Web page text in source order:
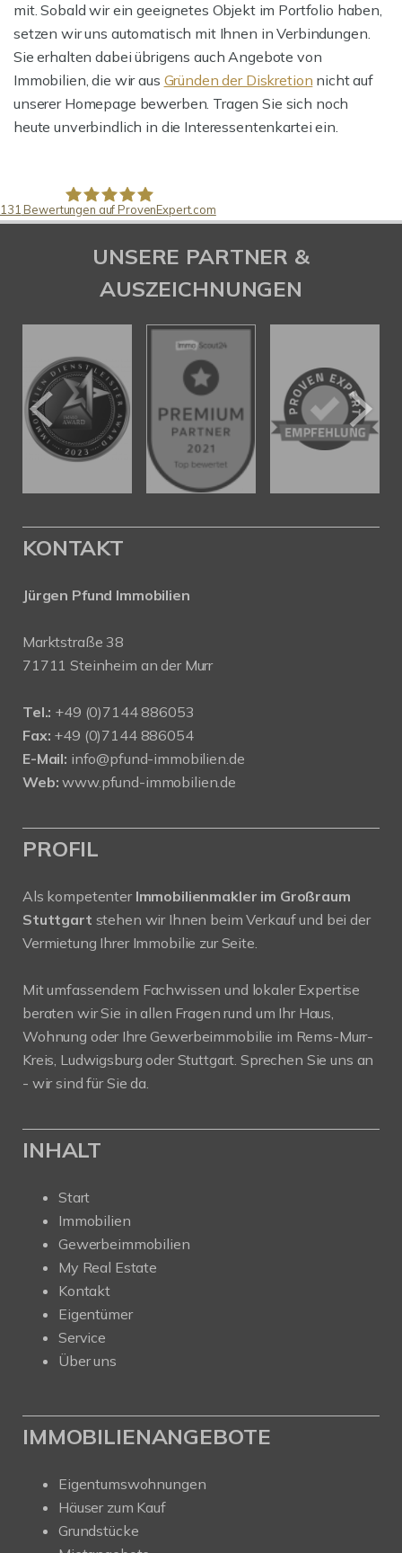
mit. Sobald wir ein geeignetes Objekt im Portfolio haben,
setzen wir uns automatisch mit Ihnen in Verbindungen.
Sie erhalten dabei übrigens auch Angebote von
Immobilien, die wir aus Gründen der Diskretion nicht auf
unserer Homepage bewerben. Tragen Sie sich noch
heute unverbindlich in die Interessentenkartei ein.
Pfund Immobilien
131 Bewertungen auf ProvenExpert.com
UNSERE PARTNER &
AUSZEICHNUNGEN
KONTAKT
Jürgen Pfund Immobilien
Marktstraße 38
71711 Steinheim an der Murr
Tel.: +49 (0)7144 886053
Fax: +49 (0)7144 886054
E-Mail: info@pfund-immobilien.de
Web: www.pfund-immobilien.de
PROFIL
Als kompetenter Immobilienmakler im Großraum
Stuttgart stehen wir Ihnen beim Verkauf und bei der
Vermietung Ihrer Immobilie zur Seite.
Mit umfassendem Fachwissen und lokaler Expertise
beraten wir Sie in allen Fragen rund um Ihr Haus,
Wohnung oder Ihre Gewerbeimmobilie im Rems-Murr-
Kreis, Ludwigsburg oder Stuttgart. Sprechen Sie uns an
- wir sind für Sie da.
INHALT
Start
Immobilien
Gewerbeimmobilien
My Real Estate
Kontakt
Eigentümer
Service
Über uns
IMMOBILIENANGEBOTE
Eigentumswohnungen
Häuser zum Kauf
Grundstücke